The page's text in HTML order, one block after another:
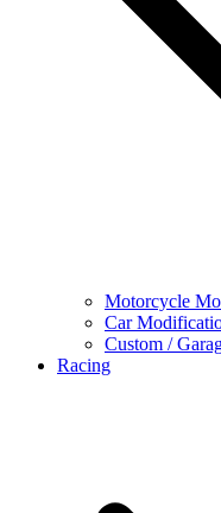
Motorcycle
Car
Custom /
Racing